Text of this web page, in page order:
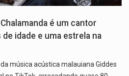
é um cantor
idade e uma estrela na
música acústica malauiana Giddes